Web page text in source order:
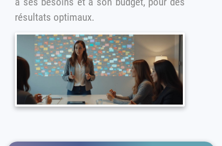
résultats optimaux.